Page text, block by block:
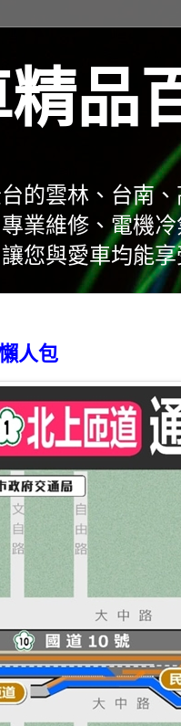
品
的雲林、台南
業維修、電機
您與愛車均能
人包